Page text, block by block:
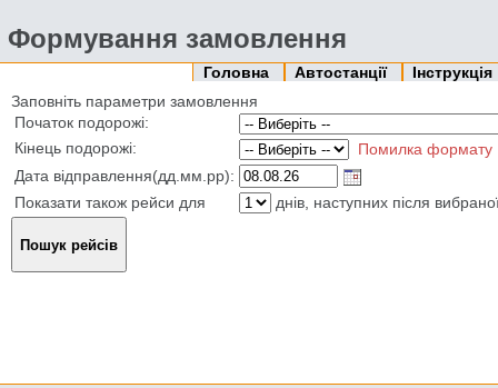
Формування замовлення
Головна Автостанції
Інструкція
Заповніть параметри замовлення
Початок подорожі:
Кінець подорожі:
Помилка формату
Дата відправлення(дд.мм.рр):
Показати також рейси для
днів, наступних після